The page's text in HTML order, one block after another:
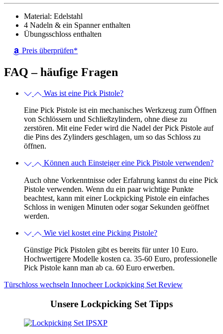
Material: Edelstahl
4 Nadeln & ein Spanner enthalten
Übungsschloss enthalten
Preis überprüfen*
FAQ – häufige Fragen
Was ist eine Pick Pistole?
Eine Pick Pistole ist ein mechanisches Werkzeug zum Öffnen
von Schlössern und Schließzylindern, ohne diese zu
zerstören. Mit eine Feder wird die Nadel der Pick Pistole auf
die Pins des Zylinders geschlagen, um so das Schloss zu
öffnen.
Können auch Einsteiger eine Pick Pistole verwenden?
Auch ohne Vorkenntnisse oder Erfahrung kannst du eine Pick
Pistole verwenden. Wenn du ein paar wichtige Punkte
beachtest, kann mit einer Lockpicking Pistole ein einfaches
Schloss in wenigen Minuten oder sogar Sekunden geöffnet
werden.
Wie viel kostet eine Picking Pistole?
Günstige Pick Pistolen gibt es bereits für unter 10 Euro.
Hochwertigere Modelle kosten ca. 35-60 Euro, professionelle
Pick Pistole kann man ab ca. 60 Euro erwerben.
Türschloss wechseln Innocheer Lockpicking Set Review
Unsere Lockpicking Set Tipps